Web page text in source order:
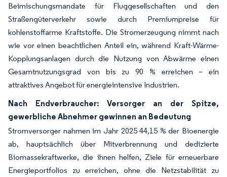
Beimischungsmandate für Fluggesellschaften und den
Straßengüterverkehr sowie durch Premiumpreise für
kohlenstoffarme Kraftstoffe. Die Stromerzeugung nimmt nach
wie vor einen beachtlichen Anteil ein, während Kraft-Wärme-
Kopplungsanlagen durch die Nutzung von Abwärme einen
Gesamtnutzungsgrad von bis zu 90 % erreichen – ein
attraktives Angebot für energieintensive Industrien.
Nach Endverbraucher: Versorger an der Spitze,
gewerbliche Abnehmer gewinnen an Bedeutung
Stromversorger nahmen im Jahr 2025 44,15 % der Bioenergie
ab, hauptsächlich über Mitverbrennung und dedizierte
Biomassekraftwerke, die ihnen helfen, Ziele für erneuerbare
Energieportfolios zu erreichen, ohne die Netzstabilität zu